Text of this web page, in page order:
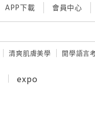
APP下載 會員中心
清爽肌膚美學 開學語言
expo